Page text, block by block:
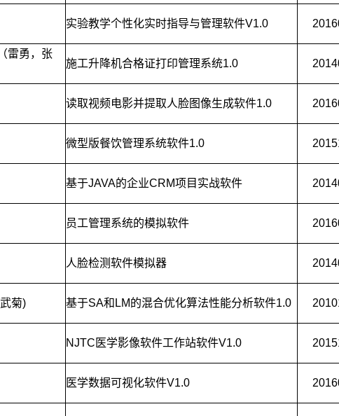
实验教学个性化实时指导与管理软件V1.0
雷勇，张
施工升降机合格证打印管理系统1.0
读取视频电影并提取人脸图像生成软件1.0
微型版餐饮管理系统软件1.0
基于JAVA的企业CRM项目实战软件
员工管理系统的模拟软件
人脸检测软件模拟器
菊) 基于SA和LM的混合优化算法性能分析软件1.0
NJTC医学影像软件工作站软件V1.0
医学数据可视化软件V1.0